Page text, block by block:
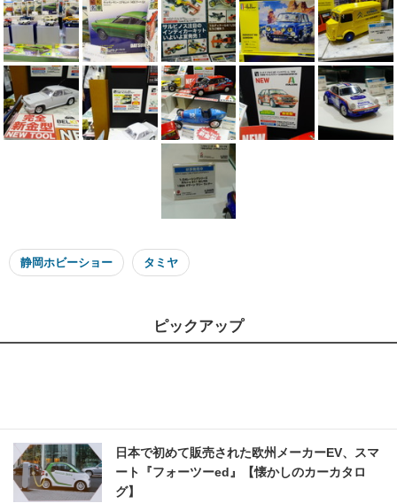
静岡ホビーショー タミヤ
ピックアップ
日本で初めて販売された欧州メーカーEV、スマ
ート『フォーツーed』【懐かしのカーカタロ
グ】